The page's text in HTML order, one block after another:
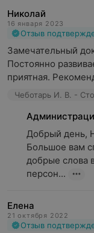
Николай
16 января 2023
Отзыв
Замечательный
Постоянно
приятная.
Чеботарь И. В. -
Добрый день,
Большое вам
добрые слова
персон...
Елена
21 октября 2022
Отзыв